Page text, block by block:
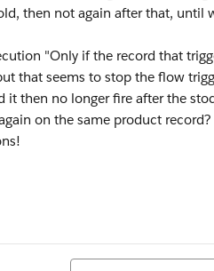
then not again after that, until
"Only if the record that
that seems to stop the flow
then no longer fire after the
on the same product record?
Ordenar